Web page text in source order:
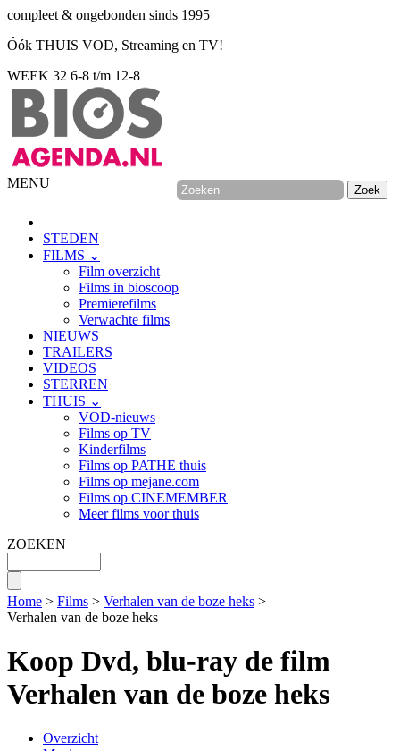
compleet & ongebonden sinds 1995
Óók THUIS VOD, Streaming en TV!
WEEK 32 6-8 t/m 12-8
MENU
STEDEN
FILMS ⌄
Film overzicht
Films in bioscoop
Premierefilms
Verwachte films
NIEUWS
TRAILERS
VIDEOS
STERREN
THUIS ⌄
VOD-nieuws
Films op TV
Kinderfilms
Films op PATHE thuis
Films op mejane.com
Films op CINEMEMBER
Meer films voor thuis
ZOEKEN
Home > Films > Verhalen van de boze heks >
Verhalen van de boze heks
Koop Dvd, blu-ray de film
Verhalen van de boze heks
Overzicht